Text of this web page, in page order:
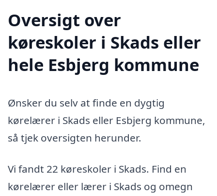
Oversigt over
køreskoler i Skads eller
hele Esbjerg kommune
Ønsker du selv at finde en dygtig
kørelærer i Skads eller Esbjerg kommune,
så tjek oversigten herunder.
Vi fandt 22 køreskoler i Skads. Find en
kørelærer eller lærer i Skads og omegn